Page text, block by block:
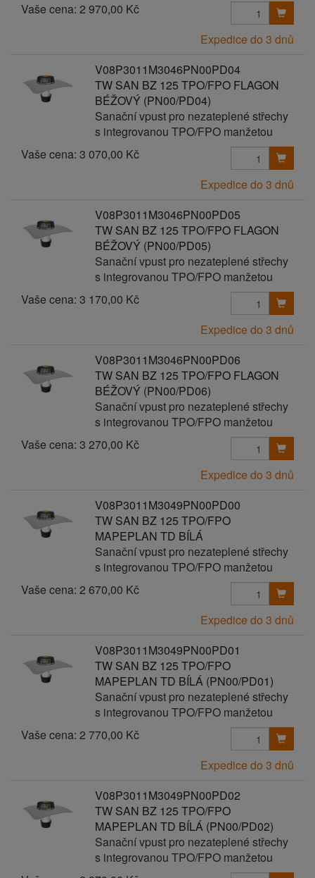
Vaše cena: 2 970,00 Kč
Expedice do 3 dnů
V08P3011M3046PN00PD04
TW SAN BZ 125 TPO/FPO FLAGON
BÉŽOVÝ (PN00/PD04)
Sanační vpust pro nezateplené střechy
s integrovanou TPO/FPO manžetou
Vaše cena: 3 070,00 Kč
Expedice do 3 dnů
V08P3011M3046PN00PD05
TW SAN BZ 125 TPO/FPO FLAGON
BÉŽOVÝ (PN00/PD05)
Sanační vpust pro nezateplené střechy
s integrovanou TPO/FPO manžetou
Vaše cena: 3 170,00 Kč
Expedice do 3 dnů
V08P3011M3046PN00PD06
TW SAN BZ 125 TPO/FPO FLAGON
BÉŽOVÝ (PN00/PD06)
Sanační vpust pro nezateplené střechy
s integrovanou TPO/FPO manžetou
Vaše cena: 3 270,00 Kč
Expedice do 3 dnů
V08P3011M3049PN00PD00
TW SAN BZ 125 TPO/FPO
MAPEPLAN TD BÍLÁ
Sanační vpust pro nezateplené střechy
s integrovanou TPO/FPO manžetou
Vaše cena: 2 670,00 Kč
Expedice do 3 dnů
V08P3011M3049PN00PD01
TW SAN BZ 125 TPO/FPO
MAPEPLAN TD BÍLÁ (PN00/PD01)
Sanační vpust pro nezateplené střechy
s integrovanou TPO/FPO manžetou
Vaše cena: 2 770,00 Kč
Expedice do 3 dnů
V08P3011M3049PN00PD02
TW SAN BZ 125 TPO/FPO
MAPEPLAN TD BÍLÁ (PN00/PD02)
Sanační vpust pro nezateplené střechy
s integrovanou TPO/FPO manžetou